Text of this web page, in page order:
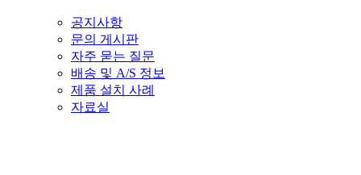
공지사항
문의 게시판
자주 묻는 질문
배송 및 A/S 정보
제품 설치 사례
자료실